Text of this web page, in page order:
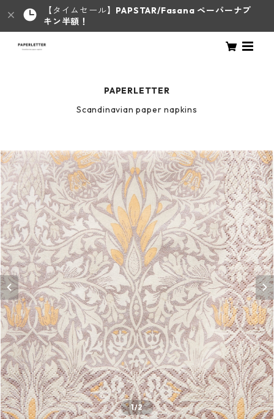
【タイムセール】 PAPSTAR/Fasana ペーパーナプ
キン半額！
PAPERLETTER
Scandinavian paper napkins
1/2